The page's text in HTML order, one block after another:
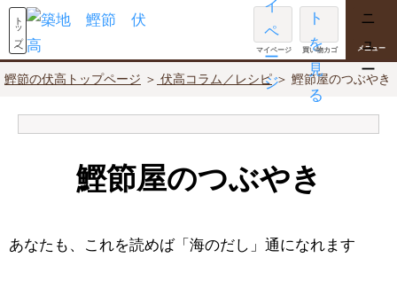
マイページ 買い物カゴ メニュー
鰹節の伏高トップページ ＞ 伏高コラム／レシピ＞ 鰹節屋のつぶやき
鰹節屋のつぶやき
あなたも、これを読めば「海のだし」通になれます